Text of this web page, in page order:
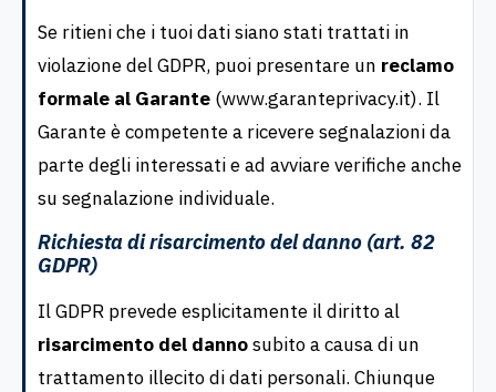
Se ritieni che i tuoi dati siano stati trattati in
violazione del GDPR, puoi presentare un reclamo
formale al Garante (www.garanteprivacy.it). Il
Garante è competente a ricevere segnalazioni da
parte degli interessati e ad avviare verifiche anche
su segnalazione individuale.
Richiesta di risarcimento del danno (art. 82
GDPR)
Il GDPR prevede esplicitamente il diritto al
risarcimento del dannosubito a causa di un
trattamento illecito di dati personali. Chiunque